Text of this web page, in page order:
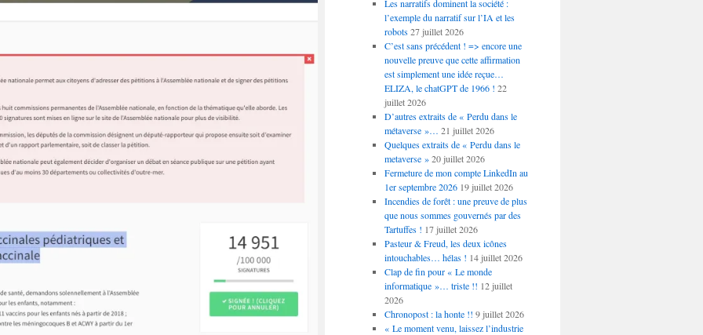
Les narratifs dominent la société :
l’exemple du narratif sur l’IA et les
robots 27 juillet 2026
C’est sans précédent ! => encore une
nouvelle preuve que cette affirmation
est simplement une idée reçue…
ELIZA, le chatGPT de 1966 ! 22
juillet 2026
D’autres extraits de « Perdu dans le
métaverse »… 21 juillet 2026
Quelques extraits de « Perdu dans le
metaverse » 20 juillet 2026
Fermeture de mon compte LinkedIn au
1er septembre 2026 19 juillet 2026
Incendies de forêt : une preuve de plus
que nous sommes gouvernés par des
Tartuffes ! 17 juillet 2026
Pasteur & Freud, les deux icônes
intouchables… hélas ! 14 juillet 2026
Clap de fin pour « Le monde
informatique »… triste !! 12 juillet
2026
Chronopost : la honte !! 9 juillet 2026
« Le moment venu, laissez l’industrie